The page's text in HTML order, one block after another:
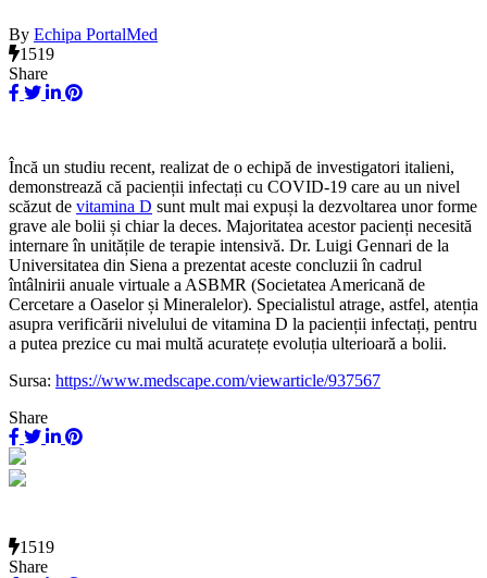
By Echipa PortalMed
1519
Share
Încă un studiu recent, realizat de o echipă de investigatori italieni,
demonstrează că pacienții infectați cu COVID-19 care au un nivel
scăzut de vitamina D sunt mult mai expuși la dezvoltarea unor forme
grave ale bolii și chiar la deces. Majoritatea acestor pacienți necesită
internare în unitățile de terapie intensivă. Dr. Luigi Gennari de la
Universitatea din Siena a prezentat aceste concluzii în cadrul
întâlnirii anuale virtuale a ASBMR (Societatea Americană de
Cercetare a Oaselor și Mineralelor). Specialistul atrage, astfel, atenția
asupra verificării nivelului de vitamina D la pacienții infectați, pentru
a putea prezice cu mai multă acuratețe evoluția ulterioară a bolii.
Sursa: https://www.medscape.com/viewarticle/937567
Share
1519
Share